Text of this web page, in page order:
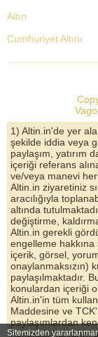
Altın
Cumhuriyet Altını
Dolar Kuru
Altın Yorumları
Döviz Kurları
Çeyrek Altın
Bitcoin
Euro/Dolar Parite
Sterlin
Döviz Arşivi
1) Altin.in'de yer
şekilde iddia veya
paylaşım, yatırım
içeriği referans
ve/veya manevi
Altin.in ziyaretiniz
aracılığıyla
altında
değiştirme,
Altin.in gerekli
engelleme
içerik, görsel,
onaylanmaksızın)
paylaşılmaktadır.
konulardan içeriği
Altin.in'in tüm
Maddesine ve
paylaşımlardan
hukuksal haklarını
Sitemizden